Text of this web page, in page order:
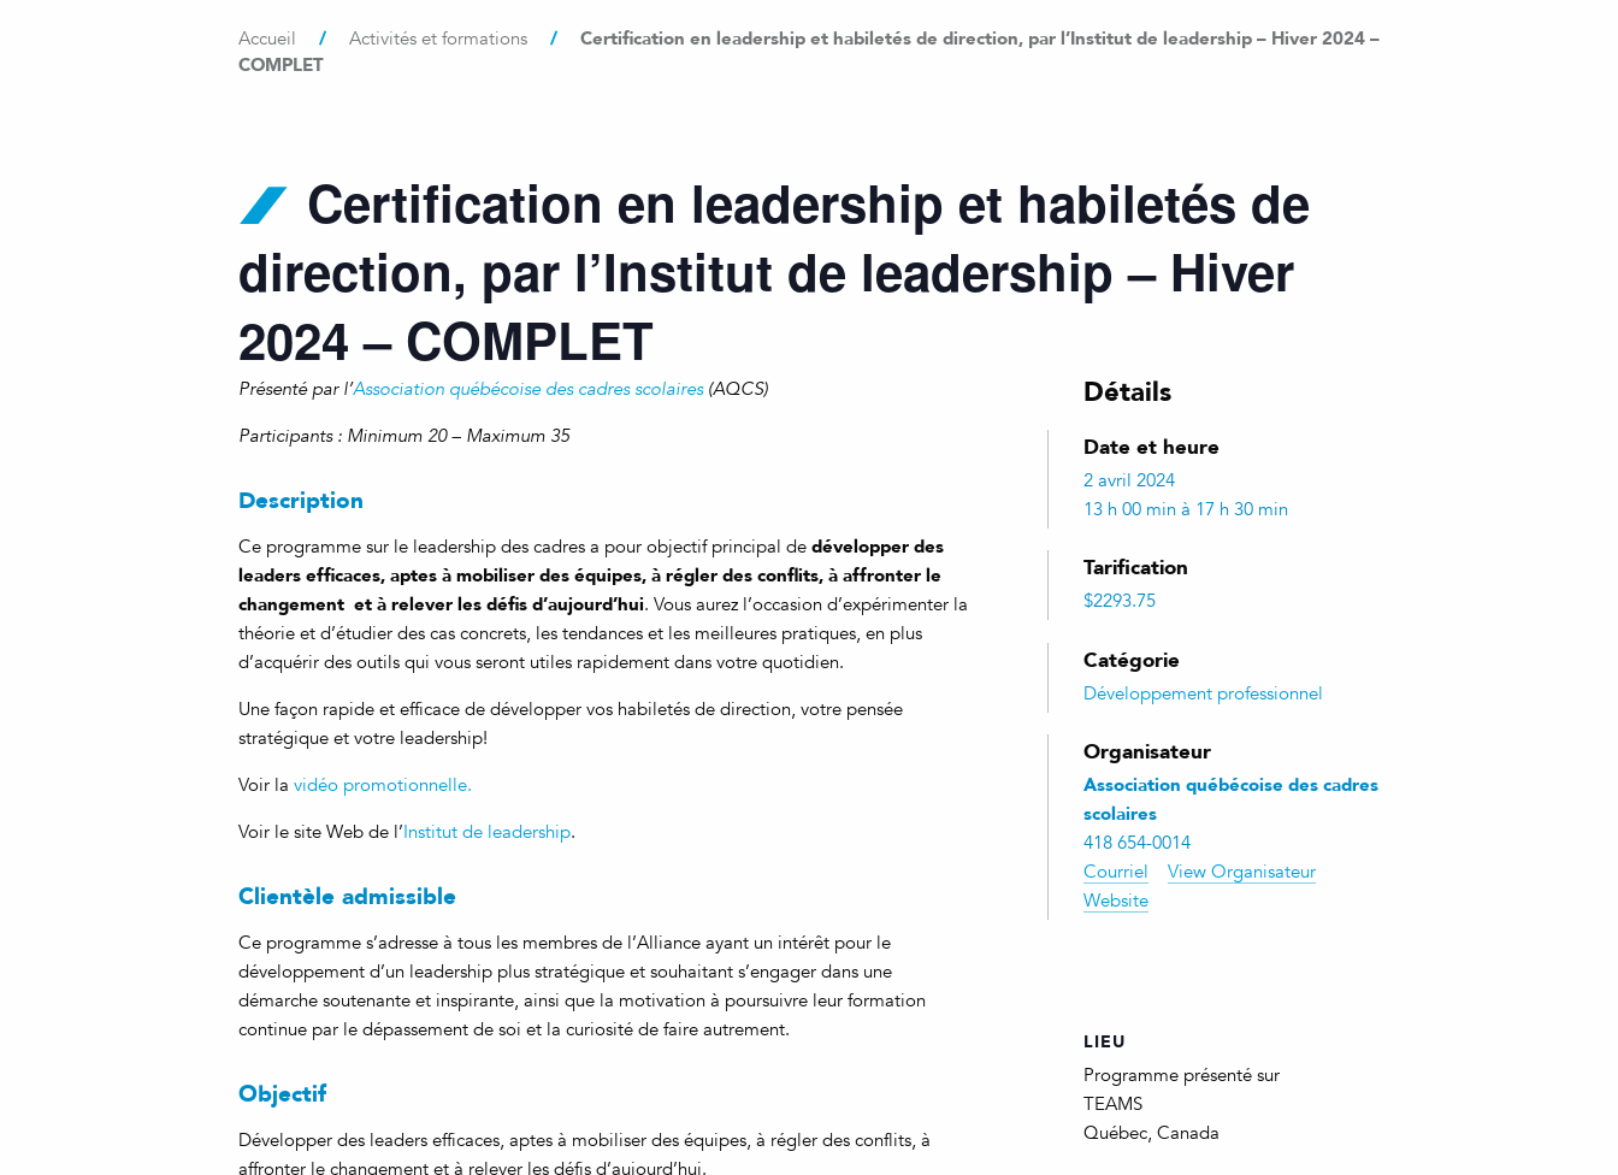
Accueil / Activités et formations /
Certification en leadership et habiletés de direction, par l’Institut de leadership – Hiver 2024 –
COMPLET
Certification en leadership et habiletés de
direction, par l’Institut de leadership – Hiver
2024 – COMPLET
Détails
Date et heure
2 avril 2024
13 h 00 min à 17 h 30 min
Tarification
$2293.75
Catégorie
Développement professionnel
Organisateur
Association québécoise des cadres
scolaires
418 654-0014
Courriel
View Organisateur
Website
LIEU
Programme présenté sur
TEAMS
Québec, Canada
Présenté par l’Association québécoise des cadres scolaires(AQCS)
Participants : Minimum 20 – Maximum 35
Description
Ce programme sur le leadership des cadres a pour objectif principal de développer des
leaders efficaces, aptes à mobiliser des équipes, à régler des conflits, à affronter le
changement et à relever les défis d’aujourd’hui. Vous aurez l’occasion d’expérimenter la
théorie et d’étudier des cas concrets, les tendances et les meilleures pratiques, en plus
d’acquérir des outils qui vous seront utiles rapidement dans votre quotidien.
Une façon rapide et efficace de développer vos habiletés de direction, votre pensée
stratégique et votre leadership!
Voir la vidéo promotionnelle.
Voir le site Web de l’Institut de leadership.
Clientèle admissible
Ce programme s’adresse à tous les membres de l’Alliance ayant un intérêt pour le
développement d’un leadership plus stratégique et souhaitant s’engager dans une
démarche soutenante et inspirante, ainsi que la motivation à poursuivre leur formation
continue par le dépassement de soi et la curiosité de faire autrement.
Objectif
Développer des leaders efficaces, aptes à mobiliser des équipes, à régler des conflits, à
affronter le changement et à relever les défis d’aujourd’hui.